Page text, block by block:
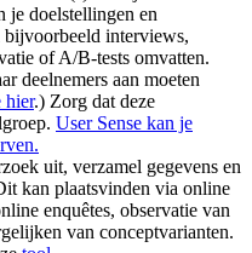
je doelstellingen en
interviews,
of A/B-tests omvatten.
deelnemers aan moeten
hier.) Zorg dat deze
User Sense kan je
uit, verzamel gegevens en
kan plaatsvinden via online
enquêtes, observatie van
van conceptvarianten.